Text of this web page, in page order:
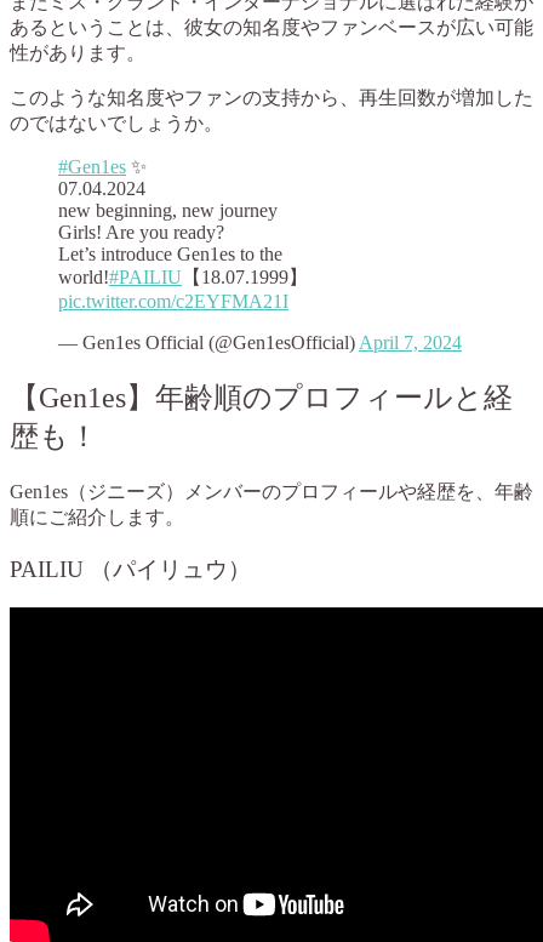
あるということは、彼女の知名度やファンベースが広い可能
性があります。
このような知名度やファンの支持から、再生回数が増加した
のではないでしょうか。
#Gen1es ✨
07.04.2024
new beginning, new journey
Girls! Are you ready?
Let’s introduce Gen1es to the
world!#PAILIU 【18.07.1999】
pic.twitter.com/c2EYFMA21I
— Gen1es Official (@Gen1esOfficial) April 7, 2024
【Gen1es】年齢順のプロフィールと経
歴も！
Gen1es（ジニーズ）メンバーのプロフィールや経歴を、年齢
順にご紹介します。
PAILIU （パイリュウ）